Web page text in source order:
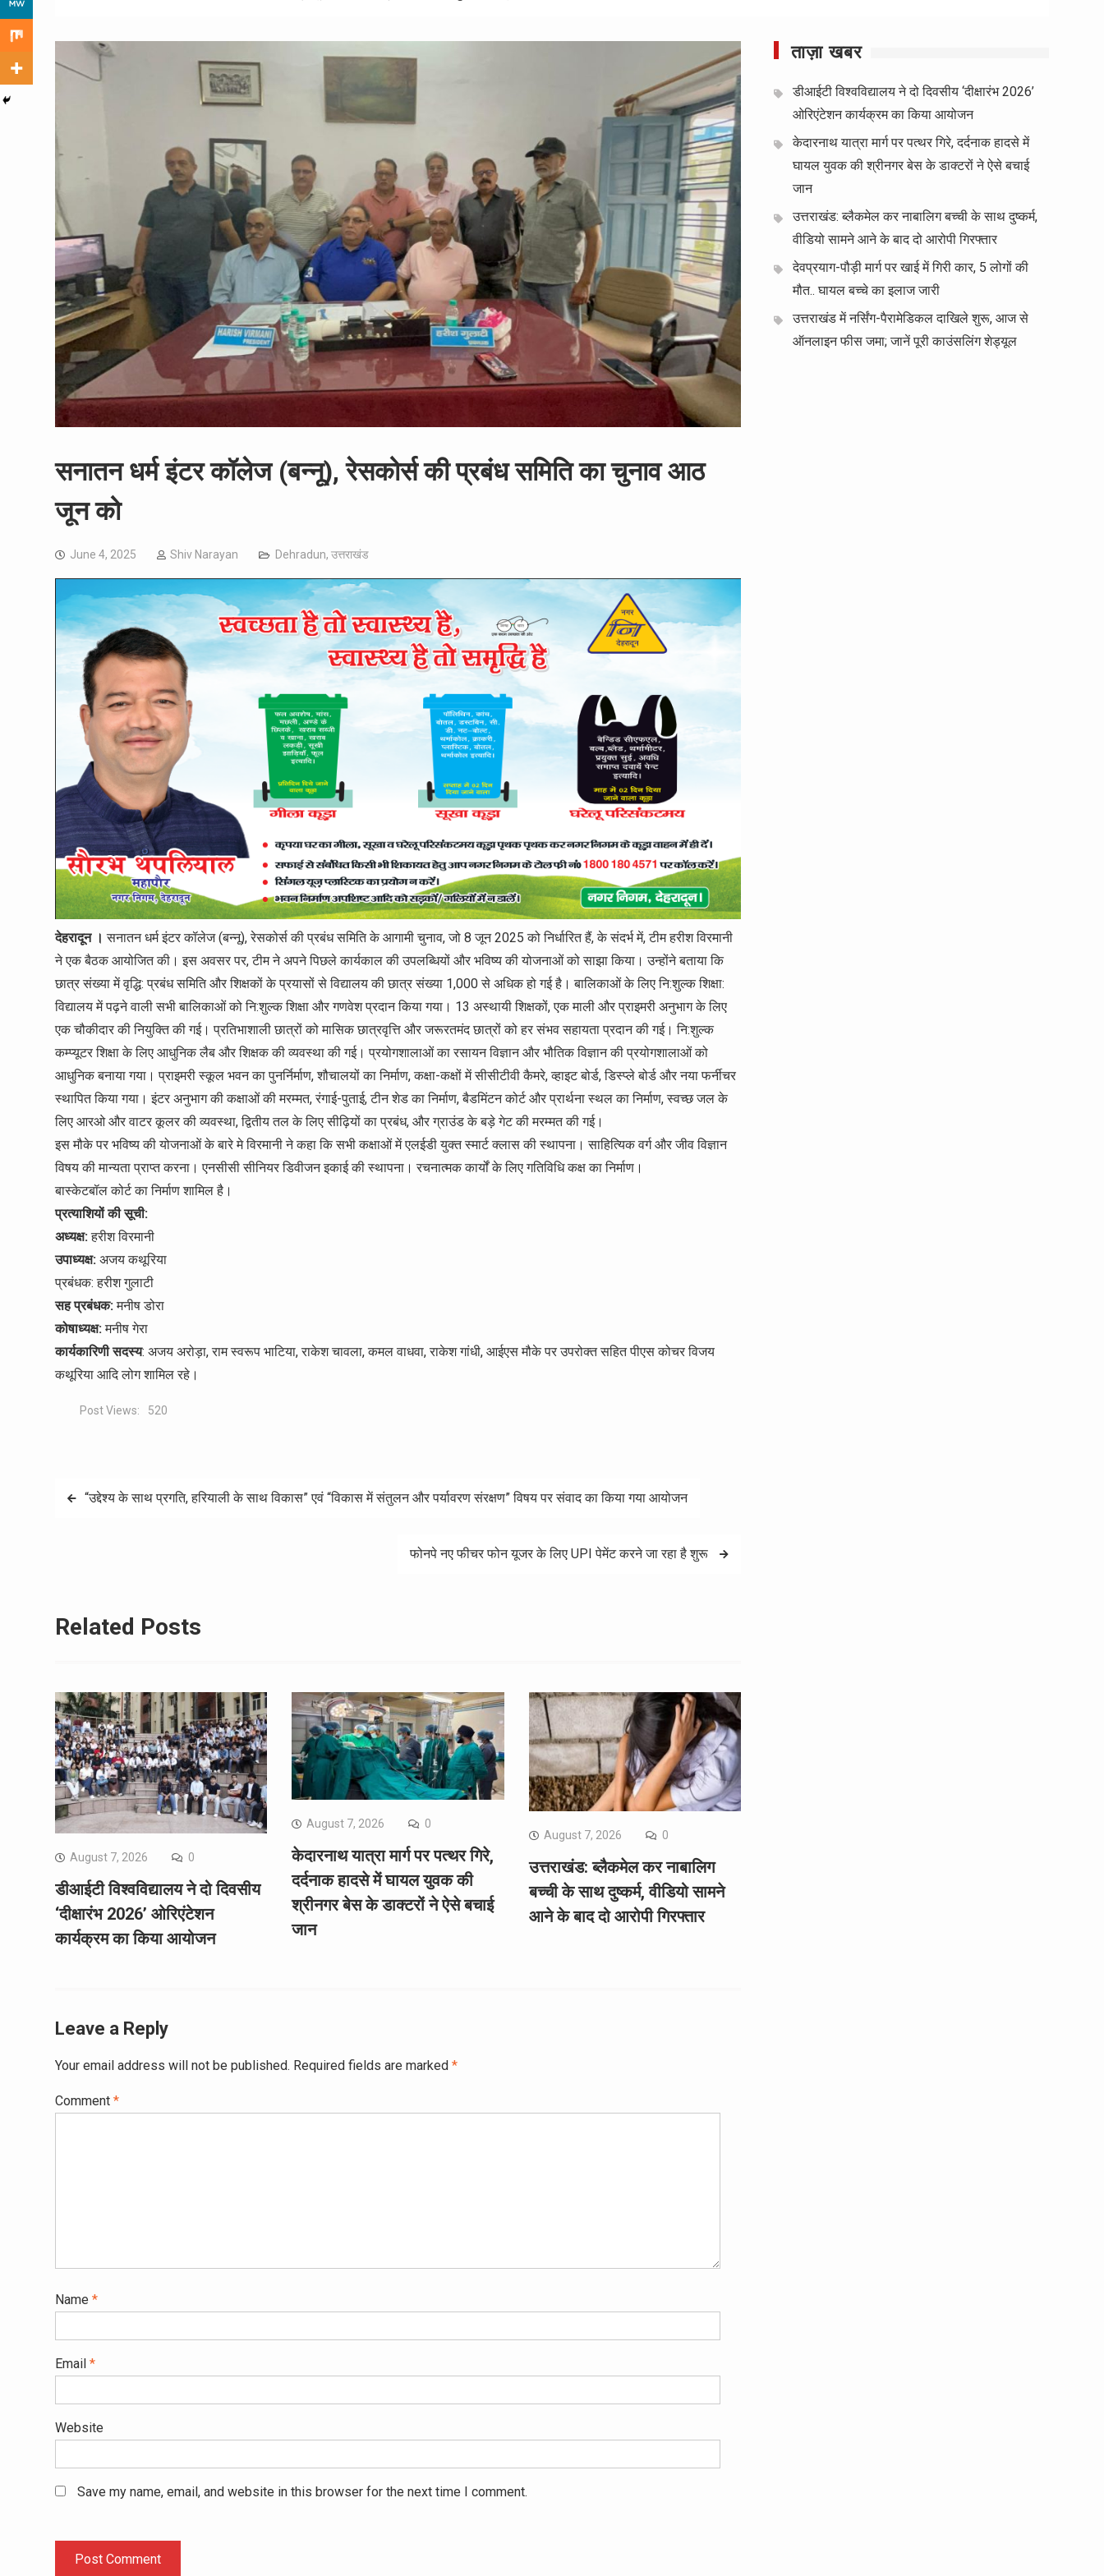
सनातन धर्म इंटर कॉलेज (बन्नू), रेसकोर्स की प्रबंध समिति का चुनाव आठ
जून को
June 4, 2025 Shiv Narayan Dehradun, उत्तराखंड
देहरादून । सनातन धर्म इंटर कॉलेज (बन्नू), रेसकोर्स की प्रबंध समिति के आगामी चुनाव, जो 8 जून 2025 को निर्धारित हैं, के संदर्भ में, टीम हरीश विरमानी
ने एक बैठक आयोजित की। इस अवसर पर, टीम ने अपने पिछले कार्यकाल की उपलब्धियों और भविष्य की योजनाओं को साझा किया। उन्होंने बताया कि
छात्र संख्या में वृद्धि: प्रबंध समिति और शिक्षकों के प्रयासों से विद्यालय की छात्र संख्या 1,000 से अधिक हो गई है। बालिकाओं के लिए नि:शुल्क शिक्षा:
विद्यालय में पढ़ने वाली सभी बालिकाओं को नि:शुल्क शिक्षा और गणवेश प्रदान किया गया। 13 अस्थायी शिक्षकों, एक माली और प्राइमरी अनुभाग के लिए
एक चौकीदार की नियुक्ति की गई। प्रतिभाशाली छात्रों को मासिक छात्रवृत्ति और जरूरतमंद छात्रों को हर संभव सहायता प्रदान की गई। नि:शुल्क
कम्प्यूटर शिक्षा के लिए आधुनिक लैब और शिक्षक की व्यवस्था की गई। प्रयोगशालाओं का रसायन विज्ञान और भौतिक विज्ञान की प्रयोगशालाओं को
आधुनिक बनाया गया। प्राइमरी स्कूल भवन का पुनर्निर्माण, शौचालयों का निर्माण, कक्षा-कक्षों में सीसीटीवी कैमरे, व्हाइट बोर्ड, डिस्प्ले बोर्ड और नया फर्नीचर
स्थापित किया गया। इंटर अनुभाग की कक्षाओं की मरम्मत, रंगाई-पुताई, टीन शेड का निर्माण, बैडमिंटन कोर्ट और प्रार्थना स्थल का निर्माण, स्वच्छ जल के
लिए आरओ और वाटर कूलर की व्यवस्था, द्वितीय तल के लिए सीढ़ियों का प्रबंध, और ग्राउंड के बड़े गेट की मरम्मत की गई।
इस मौके पर भविष्य की योजनाओं के बारे मे विरमानी ने कहा कि सभी कक्षाओं में एलईडी युक्त स्मार्ट क्लास की स्थापना। साहित्यिक वर्ग और जीव विज्ञान
विषय की मान्यता प्राप्त करना। एनसीसी सीनियर डिवीजन इकाई की स्थापना। रचनात्मक कार्यों के लिए गतिविधि कक्ष का निर्माण।
बास्केटबॉल कोर्ट का निर्माण शामिल है।
प्रत्याशियों की सूची:
अध्यक्ष:हरीश विरमानी
उपाध्यक्ष: अजय कथूरिया
प्रबंधक: हरीश गुलाटी
सह प्रबंधक:मनीष डोरा
कोषाध्यक्ष:मनीष गेरा
कार्यकारिणी सदस्य: अजय अरोड़ा, राम स्वरूप भाटिया, राकेश चावला, कमल वाधवा, राकेश गांधी, आईएस मौके पर उपरोक्त सहित पीएस कोचर विजय
कथूरिया आदि लोग शामिल रहे।
Post Views: 520
Post“उद्देश्य के साथ प्रगति, हरियाली के साथ विकास” एवं “विकास में संतुलन और पर्यावरण संरक्षण” विषय पर संवाद का किया गया आयोजन
फोनपे नए फीचर फोन यूजर के लिए UPI पेमेंट करने जा रहा है शुरू
Related Posts
August 7, 2026 0
डीआईटी विश्वविद्यालय ने दो दिवसीय
‘दीक्षारंभ 2026’ ओरिएंटेशन
कार्यक्रम का किया आयोजन
August 7, 2026 0
केदारनाथ यात्रा मार्ग पर पत्थर गिरे,
दर्दनाक हादसे में घायल युवक की
श्रीनगर बेस के डाक्टरों ने ऐसे बचाई
जान
August 7, 2026 0
उत्तराखंड: ब्लैकमेल कर नाबालिग
बच्ची के साथ दुष्कर्म, वीडियो सामने
आने के बाद दो आरोपी गिरफ्तार
Leave a Reply
Your email address will not be published. Required fields are marked *
Comment *
Name *
Email *
Website
Save my name, email, and website in this browser for the next time I comment.
ताज़ा खबर
डीआईटी विश्वविद्यालय ने दो दिवसीय ‘दीक्षारंभ 2026’
ओरिएंटेशन कार्यक्रम का किया आयोजन
केदारनाथ यात्रा मार्ग पर पत्थर गिरे, दर्दनाक हादसे में
घायल युवक की श्रीनगर बेस के डाक्टरों ने ऐसे बचाई
जान
उत्तराखंड: ब्लैकमेल कर नाबालिग बच्ची के साथ दुष्कर्म,
वीडियो सामने आने के बाद दो आरोपी गिरफ्तार
देवप्रयाग-पौड़ी मार्ग पर खाई में गिरी कार, 5 लोगों की
मौत.. घायल बच्चे का इलाज जारी
उत्तराखंड में नर्सिंग-पैरामेडिकल दाखिले शुरू, आज से
ऑनलाइन फीस जमा; जानें पूरी काउंसलिंग शेड्यूल